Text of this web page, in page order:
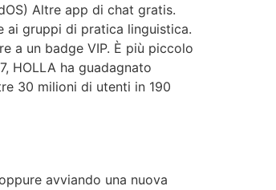
Altre app di chat gratis.
ai gruppi di pratica linguistica.
a un badge VIP. È più piccolo
HOLLA ha guadagnato
30 milioni di utenti in 190
avviando una nuova